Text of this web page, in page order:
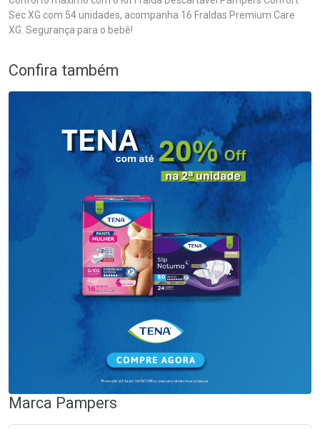
Sec XG com 54 unidades, acompanha 16 Fraldas Premium Care
XG. Segurança para o bebê!
Confira também
Marca Pampers